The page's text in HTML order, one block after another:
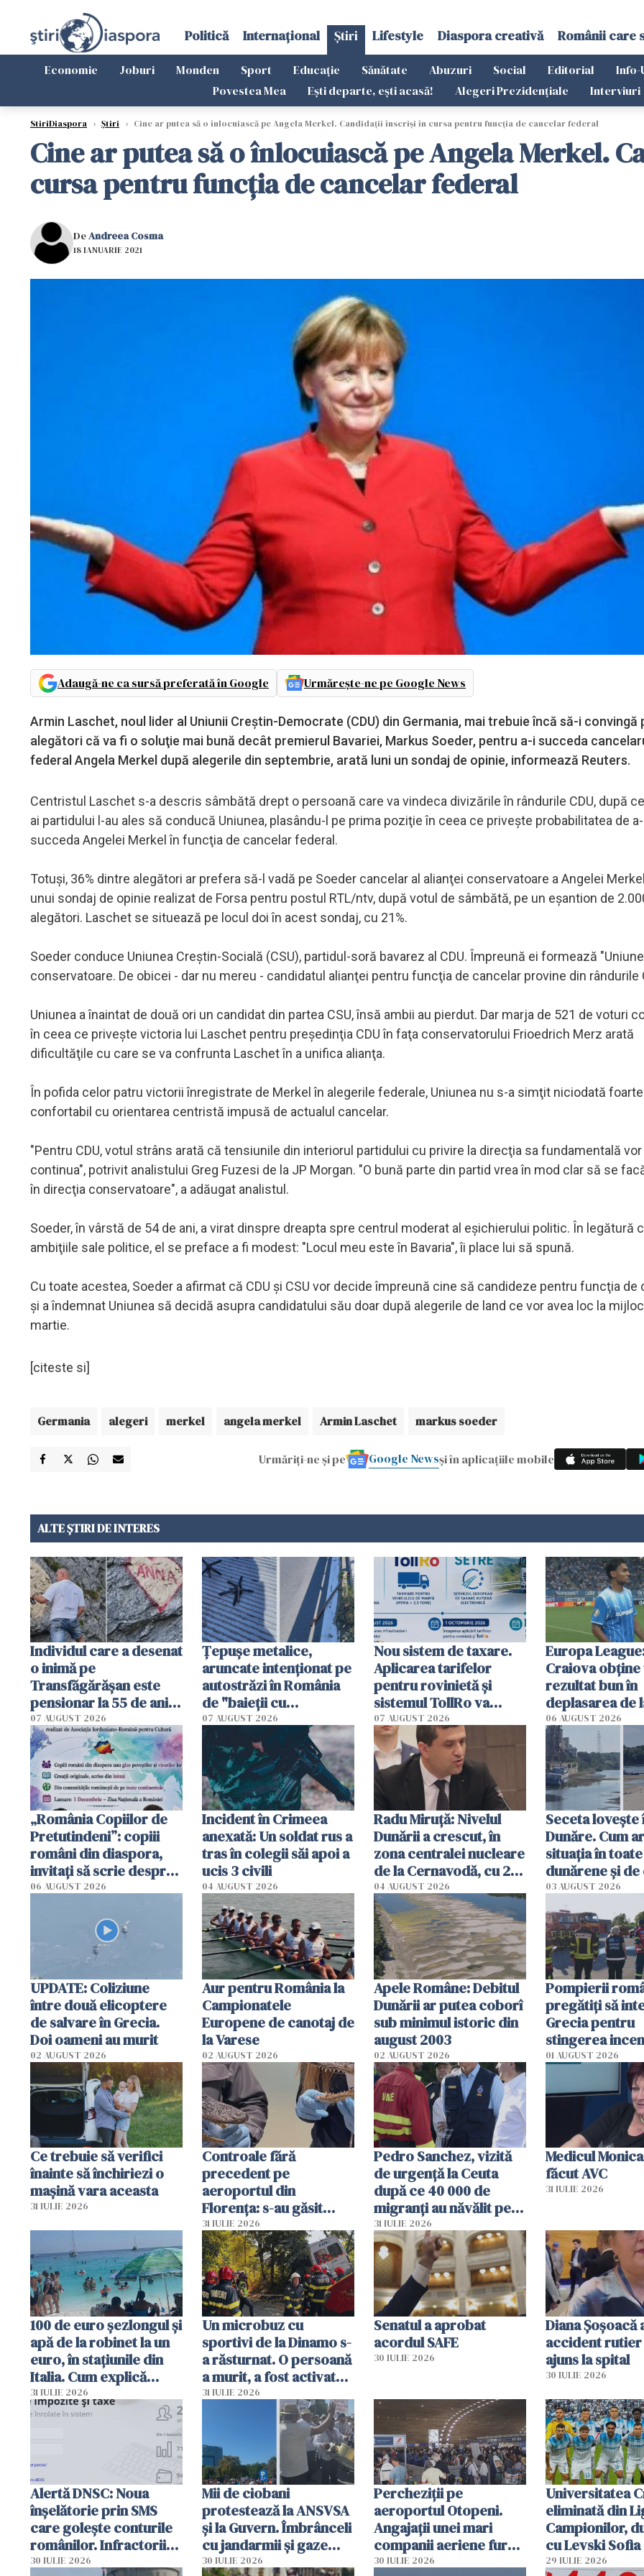
Politică Internațional Știri Lifestyle Diaspora creativă Românii care
Economie Joburi Monden Sport Educație Sănătate Abuzuri Social Editorial Info-
Povestea Mea
Ești departe, ești acasă! Alegeri Prezidențiale Interviuri
StiriDiaspora › Știri › Cine ar putea să o înlocuiască pe Angela Merkel. Candidaţii înscrişi în cursa pentru funcţia de cancelar federal
Cine ar putea să o înlocuiască pe Angela Merkel.
cursa pentru funcţia de cancelar federal
DeAndreea Cosma
18 IANUARIE 2021
Adaugă-ne ca sursă preferată în Google Urmărește-ne pe Google News
Armin Laschet, noul lider al Uniunii Creştin-Democrate (CDU) din Germania, mai trebuie încă să-i convingă
alegători că va fi o soluţie mai bună decât premierul Bavariei, Markus Soeder, pentru a-i succeda
federal Angela Merkel după alegerile din septembrie, arată luni un sondaj de opinie, informează Reuters.
Centristul Laschet s-a descris sâmbătă drept o persoană care va vindeca divizările în rândurile CDU, după
ai partidului l-au ales să conducă Uniunea, plasându-l pe prima poziţie în ceea ce priveşte probabilitatea de
succeda Angelei Merkel în funcţia de cancelar federal.
Totuşi, 36% dintre alegători ar prefera să-l vadă pe Soeder cancelar al alianţei conservatoare a Angelei
unui sondaj de opinie realizat de Forsa pentru postul RTL/ntv, după votul de sâmbătă, pe un eşantion de
alegători. Laschet se situează pe locul doi în acest sondaj, cu 21%.
Soeder conduce Uniunea Creştin-Socială (CSU), partidul-soră bavarez al CDU. Împreună ei formează
conservatoare. De obicei - dar nu mereu - candidatul alianţei pentru funcţia de cancelar provine din rândurile
Uniunea a înaintat de două ori un candidat din partea CSU, însă ambii au pierdut. Dar marja de 521 de voturi
în ceea ce priveşte victoria lui Laschet pentru preşedinţia CDU în faţa conservatorului Frioedrich Merz arată
dificultăţile cu care se va confrunta Laschet în a unifica alianţa.
În pofida celor patru victorii înregistrate de Merkel în alegerile federale, Uniunea nu s-a simţit niciodată foarte
confortabil cu orientarea centristă impusă de actualul cancelar.
"Pentru CDU, votul strâns arată că tensiunile din interiorul partidului cu privire la direcţia sa fundamentală vor
continua", potrivit analistului Greg Fuzesi de la JP Morgan. "O bună parte din partid vrea în mod clar să se
în direcţia conservatoare", a adăugat analistul.
Soeder, în vârstă de 54 de ani, a virat dinspre dreapta spre centrul moderat al eşichierului politic. În legătură
ambiţiile sale politice, el se preface a fi modest: "Locul meu este în Bavaria", îi place lui să spună.
Cu toate acestea, Soeder a afirmat că CDU şi CSU vor decide împreună cine să candideze pentru funcţia de
şi a îndemnat Uniunea să decidă asupra candidatului său doar după alegerile de land ce vor avea loc la
martie.
[citeste si]
Germania alegeri merkel angela merkel Armin Laschet markus soeder
Urmăriți-ne și pe Google Newsși în aplicațiile mobile
ALTE ȘTIRI DE INTERES
Individul care a desenat
o inimă pe
Transfăgărășan este
pensionar la 55 de ani.
Poliția l-a identificat
07 AUGUST 2026
Țepușe metalice,
aruncate intenționat pe
autostrăzi în România
de "baieții cu
platforme": "Mi-au
cerut 1200 lei să mă
tracteze"
07 AUGUST 2026
Nou sistem de taxare.
Aplicarea tarifelor
pentru rovinietă şi
sistemul TollRo va
începe la 1 octombrie
07 AUGUST 2026
Europa
Craiova obține
rezultat bun în
deplasarea de
06 AUGUST 2026
„România Copiilor de
Pretutindeni”: copiii
români din diaspora,
invitați să scrie despre
România într-un volum
06 AUGUST 2026
Incident în Crimeea
anexată: Un soldat rus a
tras în colegii săi apoi a
ucis 3 civili
04 AUGUST 2026
Radu Miruţă: Nivelul
Dunării a crescut, în
zona centralei nucleare
de la Cernavodă, cu 2
cm faţă de ziua trecută
04 AUGUST 2026
Seceta
Dunăre. Cum
situația în
dunărene și de
România
efectele, deși a
în iulie
03 AUGUST 2026
UPDATE: Coliziune
între două elicoptere
de salvare în Grecia.
Doi oameni au murit
02 AUGUST 2026
Aur pentru România la
Campionatele
Europene de canotaj de
la Varese
02 AUGUST 2026
Apele Române: Debitul
Dunării ar putea coborî
sub minimul istoric din
august 2003
02 AUGUST 2026
Pompierii
pregătiţi să
Grecia pentru
stingerea
01 AUGUST 2026
Ce trebuie să verifici
înainte să închiriezi o
mașină vara aceasta
31 IULIE 2026
Controale fără
precedent pe
aeroportul din
Florența: s-au găsit
capete de aligator și o
sumă imensă de bani
31 IULIE 2026
Pedro Sanchez, vizită
de urgență la Ceuta
după ce 40 000 de
migranți au năvălit pe
teritoriul spaniol: „Vom
mobiliza toate
resursele"
31 IULIE 2026
Medicul
făcut AVC
31 IULIE 2026
100 de euro șezlongul și
apă de la robinet la un
euro, în stațiunile din
Italia. Cum explică
autoritățile
31 IULIE 2026
Un microbuz cu
sportivi de la Dinamo s-
a răsturnat. O persoană
a murit, a fost activat
planul roșu de
31 IULIE 2026
Senatul a aprobat
acordul SAFE
30 IULIE 2026
Diana Șoșoacă
accident rutier
ajuns la spital
30 IULIE 2026
Alertă DNSC: Noua
înșelătorie prin SMS
care golește conturile
românilor. Infractorii
folosesc numele
30 IULIE 2026
Mii de ciobani
protestează la ANSVSA
și la Guvern. Îmbrânceli
cu jandarmii și gaze
lacrimogene
30 IULIE 2026
Percheziții pe
aeroportul Otopeni.
Angajații unei mari
companii aeriene furau
parfumuri, ceasuri și
30 IULIE 2026
Universitatea
eliminată din
Campionilor,
cu Levski Sofia
29 IULIE 2026